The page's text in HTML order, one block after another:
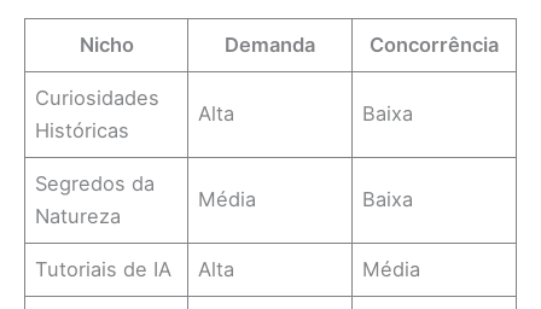
Nicho Demanda Concorrência
Curiosidades
Históricas
Alta Baixa
Segredos da
Natureza
Média Baixa
Tutoriais de IA Alta Média